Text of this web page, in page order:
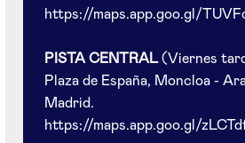
https://maps.app.goo.gl/
PISTA CENTRAL(Viernes
Plaza de España, Moncloa -
Madrid.
https://maps.app.goo.gl/